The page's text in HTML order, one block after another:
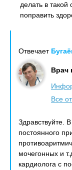
делать в
поправить
Отвечает
Врач
Все
Здравствуйте.
постоянного
мочегонных и
кардиолога с